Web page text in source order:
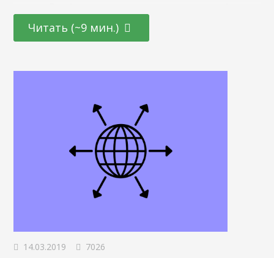
сайта, если она меньше, чем у 95% сайтов. Если на 100
посетителей у одного возникнут проблемы со скоростью
Читать (~9 мин.)
14.03.2019 7026